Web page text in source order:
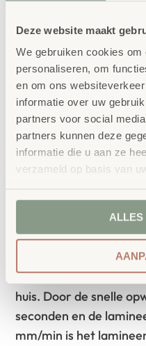
Deze website maakt
We gebruiken cookies
personaliseren, om
en om ons
informatie over uw
partners voor social
partners kunnen deze
informatie die u aan ze
verzameld op basis van
ALLES
Lamineerapparaat
Let op: Leverbaar
Met dit
u een veelzijdige
documenten,
huis. Door de snelle
seconden en de
mm/min is het